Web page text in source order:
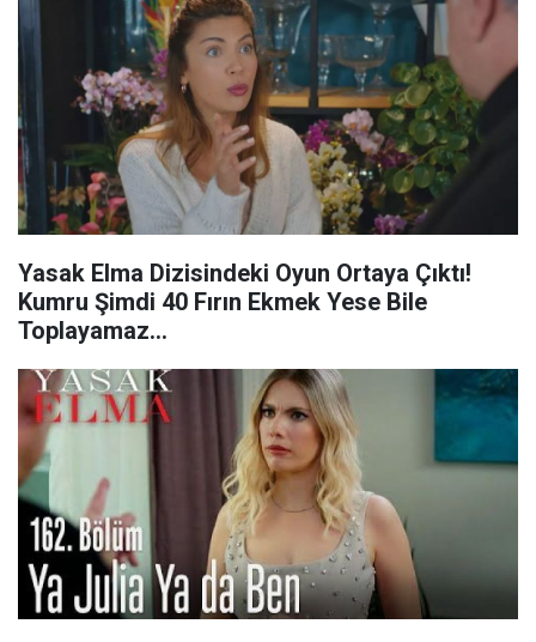
Yasak Elma Dizisindeki Oyun Ortaya Çıktı!
Kumru Şimdi 40 Fırın Ekmek Yese Bile
Toplayamaz…